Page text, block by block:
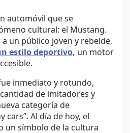
automóvil que se
cultural: el Mustang.
un público joven y rebelde,
estilo deportivo, un motor
inmediato y rotundo,
de imitadores y
categoría de
cars”. Al día de hoy, el
un símbolo de la cultura